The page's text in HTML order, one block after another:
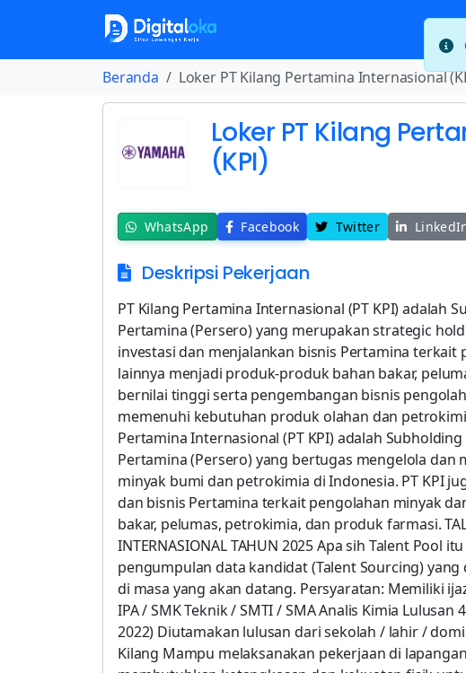
Beranda Loker PT Kilang Pertamina Internasional
Loker PT Kilang
(KPI)
WhatsApp Facebook Twitter
Deskripsi Pekerjaan
PT Kilang Pertamina Internasional (PT KPI) adalah
Pertamina (Persero) yang merupakan strategic
investasi dan menjalankan bisnis Pertamina
lainnya menjadi produk-produk bahan bakar,
bernilai tinggi serta pengembangan bisnis
memenuhi kebutuhan produk olahan dan
Pertamina Internasional (PT KPI) adalah
Pertamina (Persero) yang bertugas mengelola
minyak bumi dan petrokimia di Indonesia. PT KPI
dan bisnis Pertamina terkait pengolahan minyak
bakar, pelumas, petrokimia, dan produk farmasi.
INTERNASIONAL TAHUN 2025 Apa sih Talent Pool
pengumpulan data kandidat (Talent Sourcing)
di masa yang akan datang. Persyaratan: Memiliki
IPA / SMK Teknik / SMTI / SMA Analis Kimia
2022) Diutamakan lulusan dari sekolah / lahir /
Kilang Mampu melaksanakan pekerjaan di